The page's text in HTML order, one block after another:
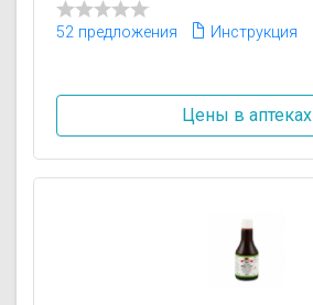
52 предложения Инструкция
Цены в аптеках